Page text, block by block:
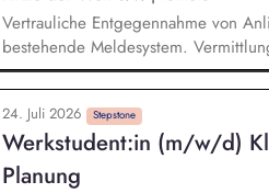
Vertrauliche Entgegennahme von
bestehende Meldesystem.
Klärungsprozessen. Konzeption
Sensibilisierungsformaten.
Verhaltenskodizes und dem
Beschwerdekultur innerhalb der
24. Juli 2026 Stepstone
Werkstudent:in (m/w/d)
Planung